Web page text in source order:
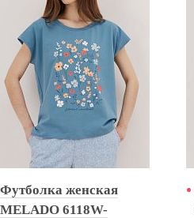
Футболка женская
MELADO 6118W-